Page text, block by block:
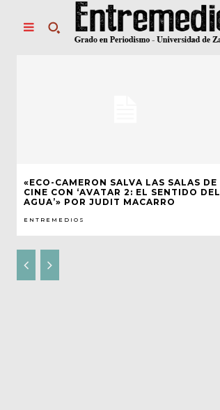
«ECO-CAMERON SALVA LAS SALAS DE
CINE CON ‘AVATAR 2: EL SENTIDO DEL
AGUA’» POR JUDIT MACARRO
ENTREMEDIOS